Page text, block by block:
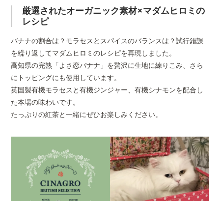
厳選されたオーガニック素材×マダムヒロミの
レシピ
バナナの割合は？モラセスとスパイスのバランスは？試行錯誤
を繰り返してマダムヒロミのレシピを再現しました。
高知県の完熟「よさ恋バナナ」を贅沢に生地に練りこみ、さら
にトッピングにも使用しています。
英国製有機モラセスと有機ジンジャー、有機シナモンを配合し
た本場の味わいです。
たっぷりの紅茶と一緒にぜひお楽しみください。